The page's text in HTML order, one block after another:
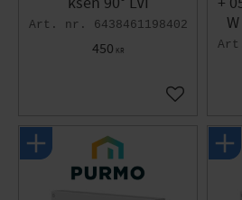
6438461198402
450 KR
Gem som